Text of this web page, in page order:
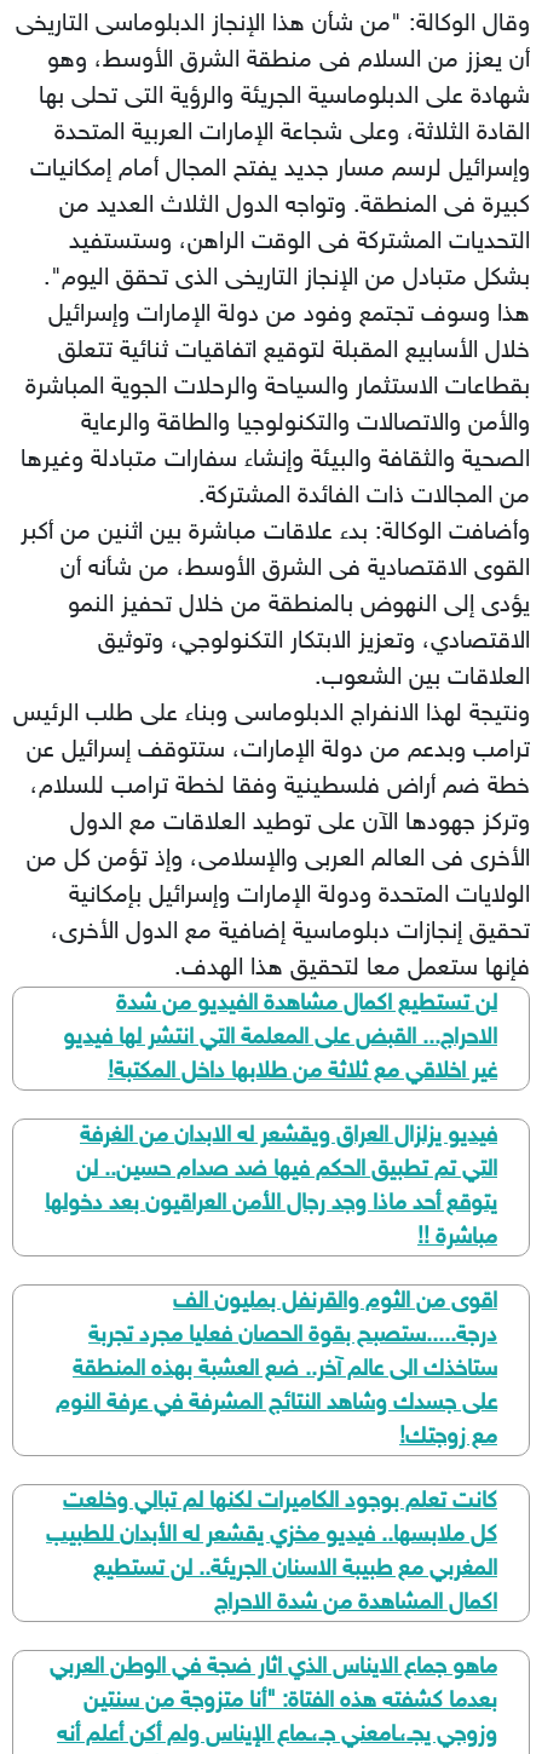
وقال الوكالة: "من شأن هذا الإنجاز الدبلوماسى التاريخى
أن يعزز من السلام فى منطقة الشرق الأوسط، وهو
شهادة على الدبلوماسية الجريئة والرؤية التى تحلى بها
القادة الثلاثة، وعلى شجاعة الإمارات العربية المتحدة
وإسرائيل لرسم مسار جديد يفتح المجال أمام إمكانيات
كبيرة فى المنطقة. وتواجه الدول الثلاث العديد من
التحديات المشتركة فى الوقت الراهن، وستستفيد
بشكل متبادل من الإنجاز التاريخى الذى تحقق اليوم".
هذا وسوف تجتمع وفود من دولة الإمارات وإسرائيل
خلال الأسابيع المقبلة لتوقيع اتفاقيات ثنائية تتعلق
بقطاعات الاستثمار والسياحة والرحلات الجوية المباشرة
والأمن والاتصالات والتكنولوجيا والطاقة والرعاية
الصحية والثقافة والبيئة وإنشاء سفارات متبادلة وغيرها
من المجالات ذات الفائدة المشتركة.
وأضافت الوكالة: بدء علاقات مباشرة بين اثنين من أكبر
القوى الاقتصادية فى الشرق الأوسط، من شأنه أن
يؤدى إلى النهوض بالمنطقة من خلال تحفيز النمو
الاقتصادي، وتعزيز الابتكار التكنولوجي، وتوثيق
العلاقات بين الشعوب.
ونتيجة لهذا الانفراج الدبلوماسى وبناء على طلب الرئيس
ترامب وبدعم من دولة الإمارات، ستتوقف إسرائيل عن
خطة ضم أراض فلسطينية وفقا لخطة ترامب للسلام،
وتركز جهودها الآن على توطيد العلاقات مع الدول
الأخرى فى العالم العربى والإسلامى، وإذ تؤمن كل من
الولايات المتحدة ودولة الإمارات وإسرائيل بإمكانية
تحقيق إنجازات دبلوماسية إضافية مع الدول الأخرى،
فإنها ستعمل معا لتحقيق هذا الهدف.
لن تستطيع اكمال مشاهدة الفيديو من شدة
الاحراج... القبض على المعلمة التي انتشر لها فيديو
غير اخلاقي مع ثلاثة من طلابها داخل المكتبة!
فيديو يزلزال العراق ويقشعر له الابدان من الغرفة
التي تم تطبيق الحكم فيها ضد صدام حسين.. لن
يتوقع أحد ماذا وجد رجال الأمن العراقيون بعد دخولها
مباشرة !!
اقوى من الثوم والقرنفل بمليون الف
درجة.....ستصبح بقوة الحصان فعليا مجرد تجربة
ستاخذك الى عالم آخر.. ضع العشبة بهذه المنطقة
على جسدك وشاهد النتائج المشرفة في عرفة النوم
مع زوجتك!
كانت تعلم بوجود الكاميرات لكنها لم تبالي وخلعت
كل ملابسها.. فيديو مخزي يقشعر له الأبدان للطبيب
المغربي مع طبيبة الاسنان الجريئة.. لن تستطيع
اكمال المشاهدة من شدة الاحراج
ماهو جماع الايناس الذي اثار ضجة في الوطن العربي
بعدما كشفته هذه الفتاة: "أنا متزوجة من سنتين
وزوجي يجـ،ـامعني جـ،ـماع الإيناس ولم أكن أعلم أنه